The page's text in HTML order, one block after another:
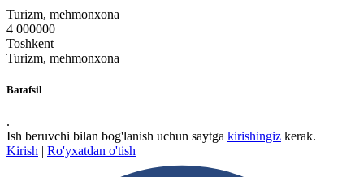
Turizm, mehmonxona
4 000000
Toshkent
Turizm, mehmonxona
Batafsil
.
Ish beruvchi bilan bog'lanish uchun saytga kirishingiz kerak.
Kirish | Ro'yxatdan o'tish